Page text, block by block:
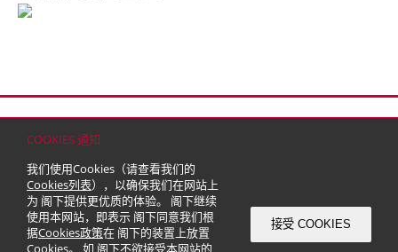
COOKIES 通知
我们使用Cookies（请查看我们的
Cookies列表），以确保我们在网站上
为 阁下提供更优质的体验。 阁下继续
使用本网站，即表示 阁下同意我们根
据Cookies政策在 阁下的装置上放置
Cookies。 如 阁下不欲接受本网站的
接受 COOKIES
© 2026 嘉里建设有限公司 (于百慕达注册成立之有限公司)